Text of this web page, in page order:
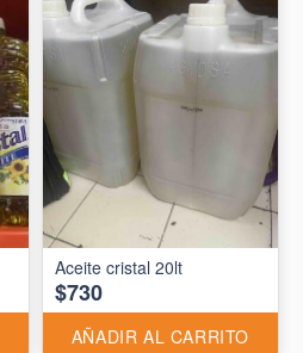
Aceite cristal 20lt
$730
AÑADIR AL CARRITO